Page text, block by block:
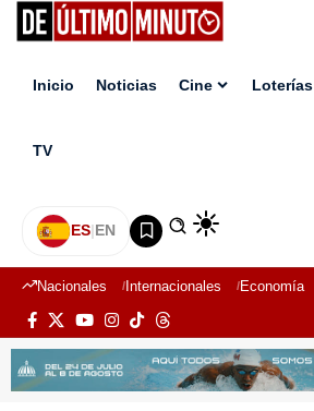
Inicio Noticias Cine Loterías
TV
ES|EN
Nacionales Internacionales Economía